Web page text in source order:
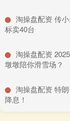
淘操盘配资 传
标卖40台
淘操盘配资
墩墩陪你滑雪场？
淘操盘配资 特
降息！